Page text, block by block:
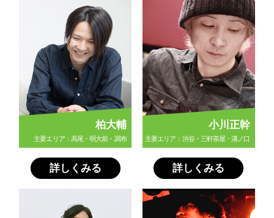
柏大輔
主要エリア：高尾・明大前・調布
詳しくみる
小川正幹
主要エリア：渋谷・三軒茶屋・溝ノ口
詳しくみる